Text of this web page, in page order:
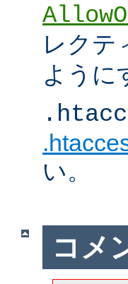
レクテ
ように
い。
コメ